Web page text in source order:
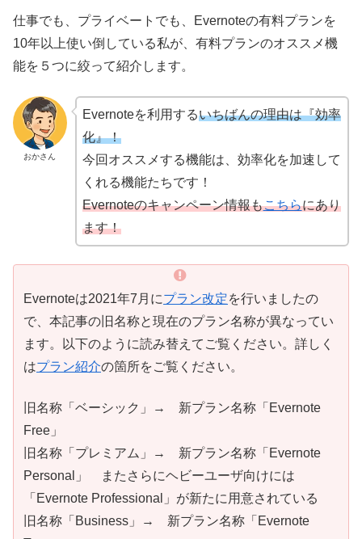
仕事でも、プライベートでも、Evernoteの有料プランを
10年以上使い倒している私が、有料プランのオススメ機
能を５つに絞って紹介します。
おかさん
Evernoteを利用するいちばんの理由は『効率
化』！
今回オススメする機能は、効率化を加速して
くれる機能たちです！
Evernoteのキャンペーン情報もこちらにあり
ます！
Evernoteは2021年7月にプラン改定を行いましたの
で、本記事の旧名称と現在のプラン名称が異なってい
ます。以下のように読み替えてご覧ください。詳しく
はプラン紹介の箇所をご覧ください。
旧名称「ベーシック」→ 新プラン名称「Evernote
Free」
旧名称「プレミアム」→ 新プラン名称「Evernote
Personal」 またさらにヘビーユーザ向けには
「Evernote Professional」が新たに用意されている
旧名称「Business」→ 新プラン名称「Evernote